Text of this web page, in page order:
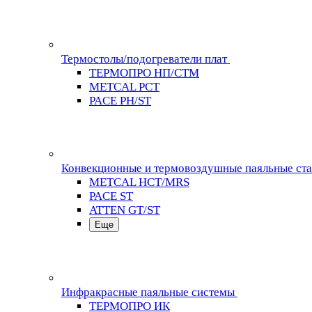
Термостолы/подогреватели плат
ТЕРМОПРО НП/СТМ
METCAL PCT
PACE PH/ST
Конвекционные и термовоздушные паяльные
METCAL HCT/MRS
PACE ST
ATTEN GT/ST
Еще
Инфракрасные паяльные системы
ТЕРМОПРО ИК